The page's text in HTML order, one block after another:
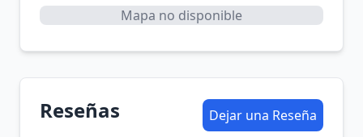
Mapa no disponible
Reseñas Dejar una Reseña